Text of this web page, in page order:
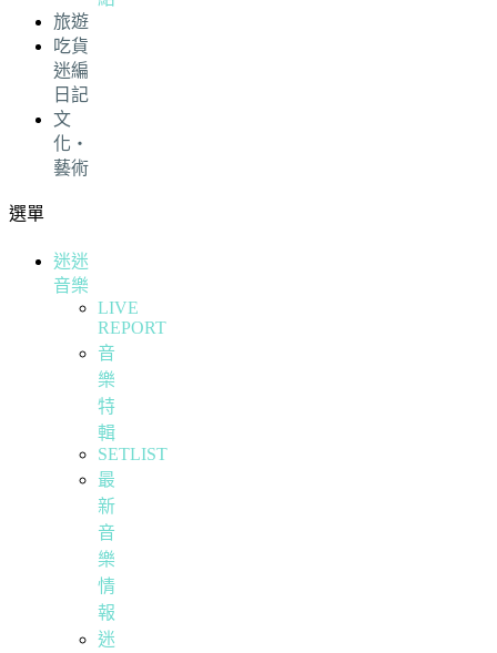
旅遊
吃貨
迷編
日記
文
化・
藝術
選單
迷迷
音樂
LIVE
REPORT
音
樂
特
輯
SETLIST
最
新
音
樂
情
報
迷